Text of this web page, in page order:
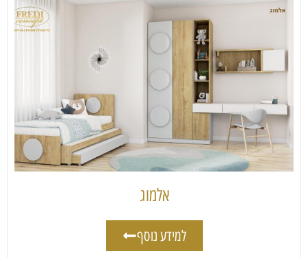
אלמוג
למידע נוסף